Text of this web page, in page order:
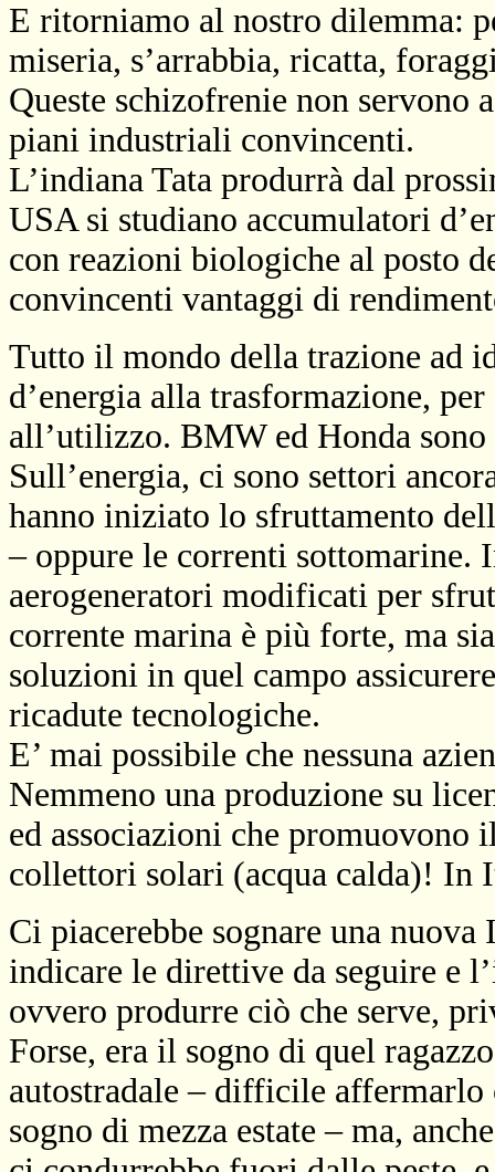
E ritorniamo al nostro dilemma:
miseria, s’arrabbia, ricatta,
Queste schizofrenie non servono
piani industriali convincenti.
L’indiana Tata produrrà dal
USA si studiano accumulatori
con reazioni biologiche al posto
convincenti vantaggi di
Tutto il mondo della trazione ad
d’energia alla trasformazione,
all’utilizzo. BMW ed Honda
Sull’energia, ci sono settori
hanno iniziato lo sfruttamento
– oppure le correnti sottomarine.
aerogeneratori modificati per
corrente marina è più forte, ma
soluzioni in quel campo
ricadute tecnologiche.
E’ mai possibile che nessuna
Nemmeno una produzione su
ed associazioni che promuovono
collettori solari (acqua calda)! In
Ci piacerebbe sognare una
indicare le direttive da seguire e
ovvero produrre ciò che serve,
Forse, era il sogno di quel
autostradale – difficile affermarlo
sogno di mezza estate – ma,